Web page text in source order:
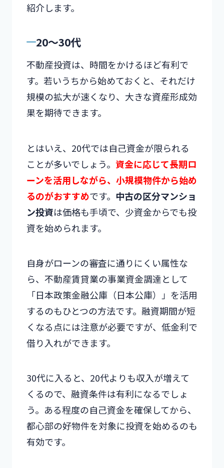
紹介します。
20～30代
不動産投資は、時間をかけるほど有利で
す。若いうちから始めておくと、それだけ
規模の拡大が速くなり、大きな資産形成効
果を期待できます。
とはいえ、20代では自己資金が限られる
ことが多いでしょう。 資金に応じて長期ロ
ーンを活用しながら、小規模物件から始め
るのがおすすめです。 中古の区分マンショ
ン投資は価格も手頃で、少資金からでも投
資を始められます。
自身がローンの審査に通りにくい属性な
ら、不動産賃貸業の事業資金調達として
「日本政策金融公庫（日本公庫）」を活用
するのもひとつの方法です。融資期間が短
くなる点には注意が必要ですが、低金利で
借り入れができます。
30代に入ると、20代よりも収入が増えて
くるので、融資条件は有利になるでしょ
う。ある程度の自己資金を確保してから、
都心部の好物件を対象に投資を始めるのも
有効です。